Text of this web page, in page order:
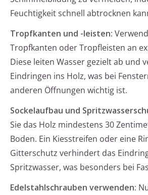
Feuchtigkeit schnell abtrocknen
Tropfkanten und -leisten:
Tropfkanten oder Tropfleisten an
Diese leiten Wasser gezielt ab und
Eindringen ins Holz, was bei
anderen Öffnungen wichtig ist.
Sockelaufbau und
Sie das Holz mindestens 30
Boden. Ein Kiesstreifen oder eine
Gitterschutz verhindert das
Spritzwasser, was besonders bei
Edelstahlschrauben verwenden: